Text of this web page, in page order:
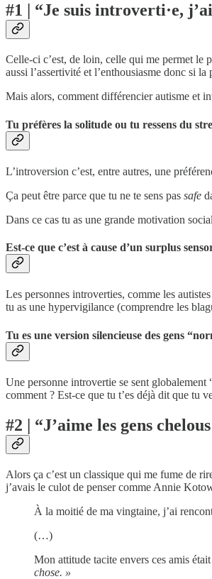
#1 | “Je suis introverti·e,
Celle-ci c’est, de loin, celle qui me permet le
aussi l’assertivité et l’enthousiasme donc si
Mais alors, comment différencier autisme et
Tu préfères la solitude ou tu ressens du
L’introversion c’est, entre autres, une
Ça peut être parce que tu ne te sens pas safe
Dans ce cas tu as une grande motivation
Est-ce que c’est à cause d’un surplus
Les personnes introverties, comme les
tu as une hypervigilance (comprendre les
Tu es une version silencieuse des gens
Une personne introvertie se sent globalement
comment ? Est-ce que tu t’es déjà dit que tu
#2 | “J’aime les gens
Alors ça c’est un classique qui me fume de
j’avais le culot de penser comme Annie
À la moitié de ma vingtaine, j’ai
(…)
Mon attitude tacite envers ces amis
chose. »